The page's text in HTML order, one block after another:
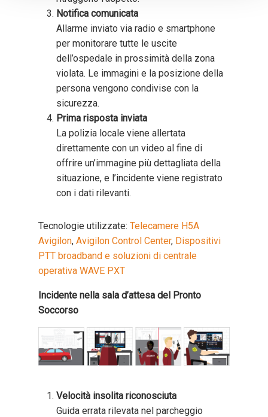
Notifica comunicata
Allarme inviato via radio e smartphone
per monitorare tutte le uscite
dell’ospedale in prossimità della zona
violata. Le immagini e la posizione della
persona vengono condivise con la
sicurezza.
Prima risposta inviata
La polizia locale viene allertata
direttamente con un video al fine di
offrire un’immagine più dettagliata della
situazione, e l’incidente viene registrato
con i dati rilevanti.
Tecnologie utilizzate: Telecamere H5A
Avigilon, Avigilon Control Center, Dispositivi
PTT broadband e soluzioni di centrale
operativa WAVE PXT
Incidente nella sala d’attesa del Pronto
Soccorso
Velocità insolita riconosciuta
Guida errata rilevata nel parcheggio